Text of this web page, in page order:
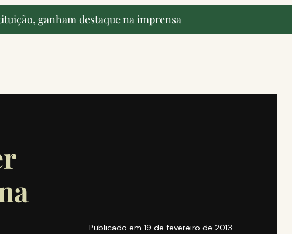
ganham destaque na imprensa
Publicado em 19 de fevereiro de 2013